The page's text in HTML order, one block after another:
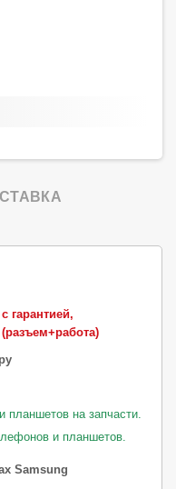
гарантией,
планшетов на запчасти.
и планшетов.
Samsung